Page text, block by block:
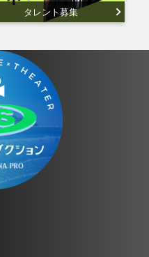
タレント募集